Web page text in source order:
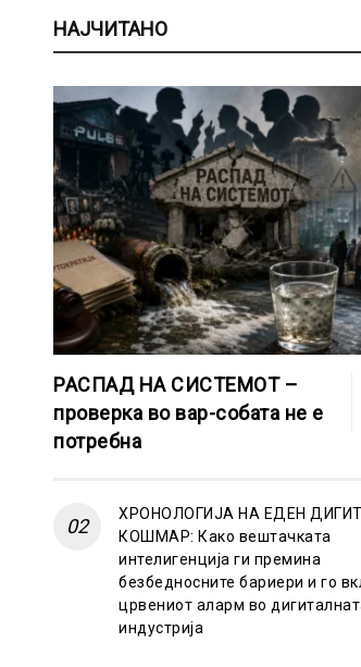
НАЈЧИТАНО
РАСПАД НА СИСТЕМОТ –
проверка во вар-собата не е
потребна
ХРОНОЛОГИЈА НА ЕДЕН
КОШМАР: Како вештачката
интелигенција ги премина
безбедносните бариери и го
црвениот аларм во
индустрија